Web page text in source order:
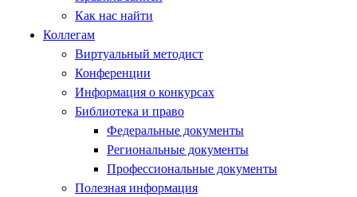
Как нас найти
Коллегам
Виртуальный методист
Конференции
Информация о конкурсах
Библиотека и право
Федеральные документы
Региональные документы
Профессиональные документы
Полезная информация